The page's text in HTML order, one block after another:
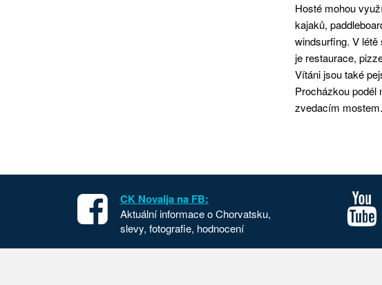
Hosté mohou
kajaků,
windsurfing. V
je restaurace,
Vítáni jsou také
Procházkou podél
zvedacím mostem.
CK Novalja na FB:
Aktuální informace o Chorvatsku,
slevy, fotografie, hodnocení